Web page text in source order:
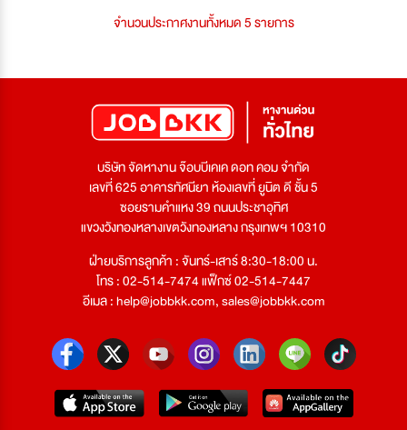
จำนวนประกาศงานทั้งหมด 5 รายการ
บริษัท จัดหางาน จ๊อบบีเคเค ดอท คอม จำกัด
เลขที่ 625 อาคารทัศนียา ห้องเลขที่ ยูนิต ดี ชั้น 5
ซอยรามคำแหง 39 ถนนประชาอุทิศ
แขวงวังทองหลางเขตวังทองหลาง กรุงเทพฯ 10310
ฝ่ายบริการลูกค้า : จันทร์-เสาร์ 8:30-18:00 น.
โทร : 02-514-7474 แฟ็กซ์ 02-514-7447
อีเมล :help@jobbkk.com,sales@jobbkk.com